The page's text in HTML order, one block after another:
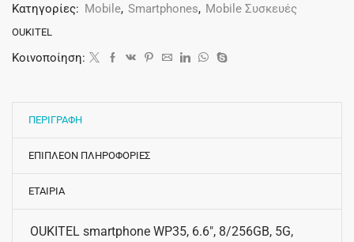
Κατηγορίες: Mobile, Smartphones, Mobile Συσκευές
OUKITEL
Κοινοποίηση:
ΠΕΡΙΓΡΑΦΗ
ΕΠΙΠΛΕΟΝ ΠΛΗΡΟΦΟΡΙΕΣ
ΕΤΑΙΡΙΑ
OUKITEL smartphone WP35, 6.6″, 8/256GB, 5G,